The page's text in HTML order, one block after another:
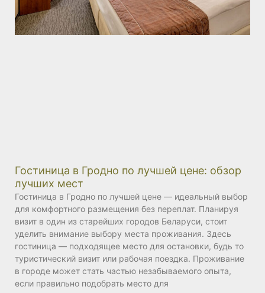
Гостиница в Гродно по лучшей цене: обзор
лучших мест
Гостиница в Гродно по лучшей цене — идеальный выбор
для комфортного размещения без переплат. Планируя
визит в один из старейших городов Беларуси, стоит
уделить внимание выбору места проживания. Здесь
гостиница — подходящее место для остановки, будь то
туристический визит или рабочая поездка. Проживание
в городе может стать частью незабываемого опыта,
если правильно подобрать место для